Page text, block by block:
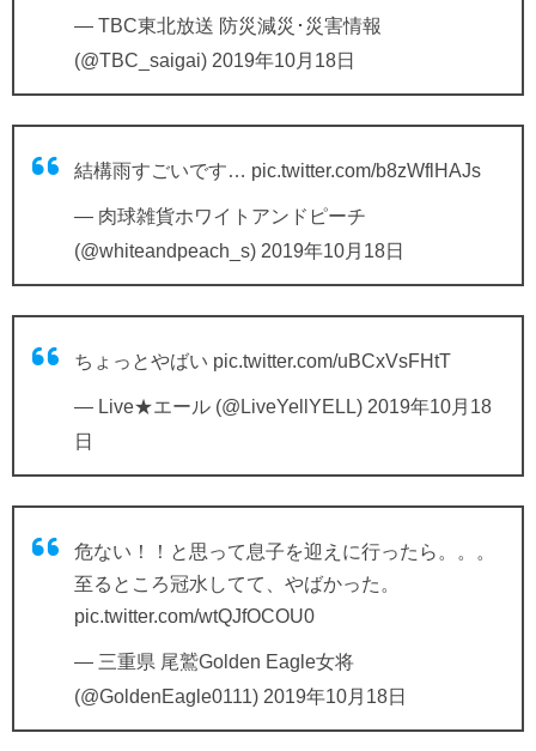
— TBC東北放送 防災減災･災害情報
(@TBC_saigai) 2019年10月18日
結構雨すごいです… pic.twitter.com/b8zWflHAJs
— 肉球雑貨ホワイトアンドピーチ
(@whiteandpeach_s) 2019年10月18日
ちょっとやばい pic.twitter.com/uBCxVsFHtT
— Live★エール (@LiveYellYELL) 2019年10月18
日
危ない！！と思って息子を迎えに行ったら。。。
至るところ冠水してて、やばかった。
pic.twitter.com/wtQJfOCOU0
— 三重県 尾鷲Golden Eagle女将
(@GoldenEagle0111) 2019年10月18日